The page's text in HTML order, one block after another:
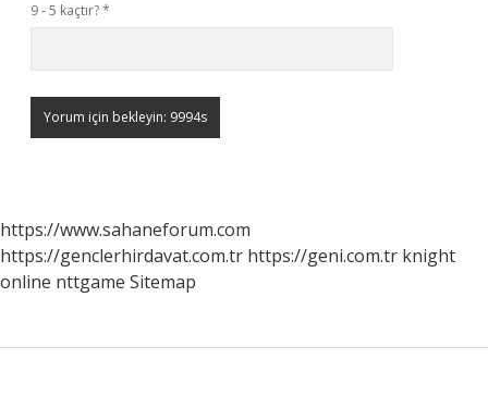
9 - 5 kaçtır?*
https://www.sahaneforum.com
https://genclerhirdavat.com.tr https://geni.com.tr knight
online nttgame Sitemap